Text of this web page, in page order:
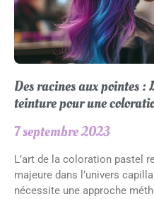
Des racines aux pointes :
teinture pour une
7 septembre 2023
L’art de la coloration pastel
majeure dans l’univers
nécessite une approche